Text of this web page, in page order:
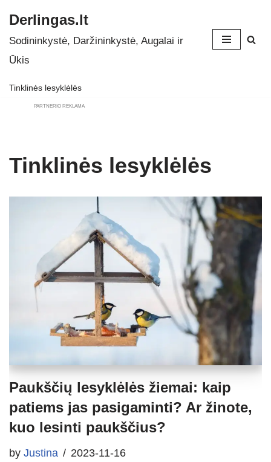
Skip
to
Derlingas.lt
Sodininkystė, Daržininkystė, Augalai ir
Ūkis
Tinklinės lesyklėlės
PARTNERIO REKLAMA
Tinklinės lesyklėlės
Paukščių lesyklėlės žiemai: kaip
patiems jas pasigaminti? Ar žinote,
kuo lesinti paukščius?
by Justina 2023-11-16